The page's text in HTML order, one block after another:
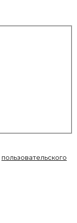
пользовательского